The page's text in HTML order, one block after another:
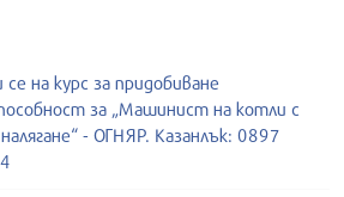
на курс за придобиване
за „Машинист на котли с
- ОГНЯР. Казанлък: 0897